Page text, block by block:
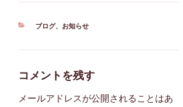
カ
ブログ、 お知らせ
コメントを残す
メールアドレスが公開されることはあ